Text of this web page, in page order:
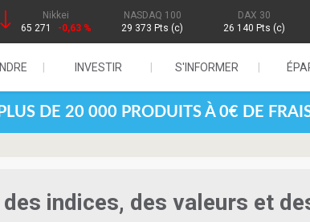
Nikkei
65 271
-0,63 %
NASDAQ 100
29 373 Pts (c)
DAX 30
26 140 Pts (c)
INVESTIR S'INFORMER
PLUS DE 20 000 PRODUITS À 0€ DE
indices, des valeurs et